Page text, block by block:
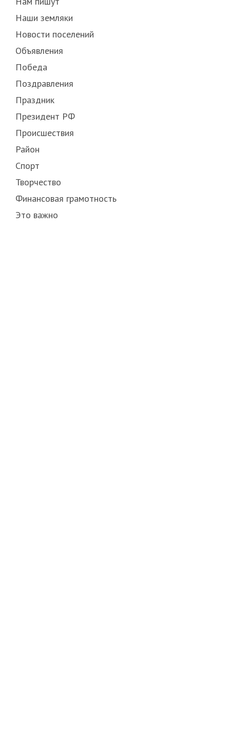
Наши земляки
Новости поселений
Объявления
Победа
Поздравления
Праздник
Президент РФ
Происшествия
Район
Спорт
Творчество
Финансовая грамотность
Это важно